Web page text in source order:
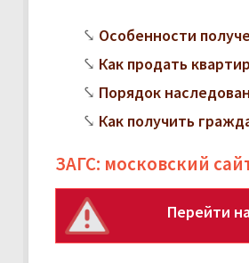
Особенности
Как продать
Порядок
Как получить
ЗАГС: московский
Перейти